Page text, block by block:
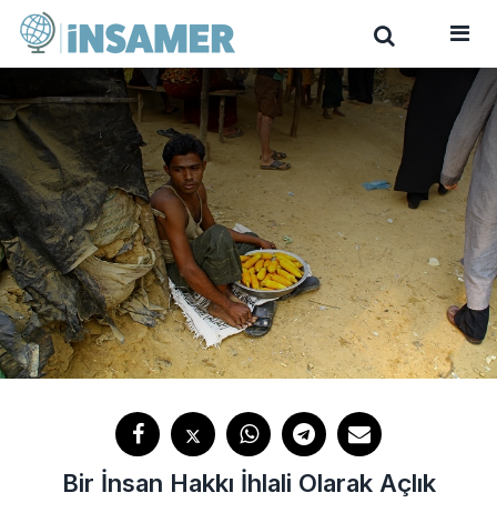
Bir İnsan Hakkı İhlali Olarak Açlık